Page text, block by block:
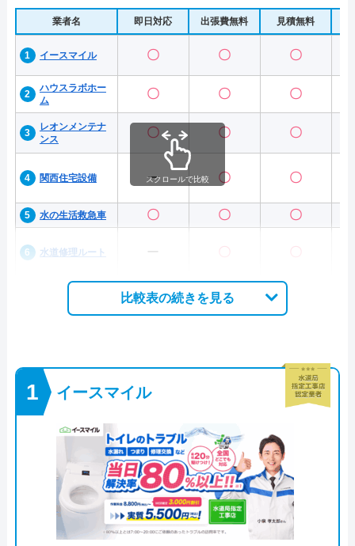
業者名 即日対応 出張費無料 見積無料
イースマイル 〇 〇 〇
ハウスラボホー
ム
〇 〇 〇
レオンメンテナ
ンス
〇 〇 〇
関西住宅設備 ー 〇 〇
水の生活救急車 〇 〇 〇
水道修理ルート ー 〇 〇
スクロールで比較
比較表の続きを見る
イースマイル